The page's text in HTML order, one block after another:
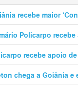
recebe maior
Policarpo
recebe apoio
chega a Goiânia